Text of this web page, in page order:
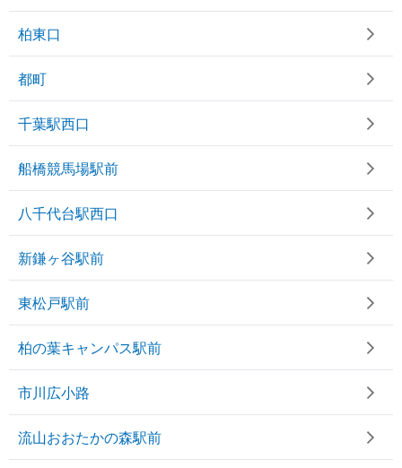
柏東口
都町
千葉駅西口
船橋競馬場駅前
八千代台駅西口
新鎌ヶ谷駅前
東松戸駅前
柏の葉キャンパス駅前
市川広小路
流山おおたかの森駅前